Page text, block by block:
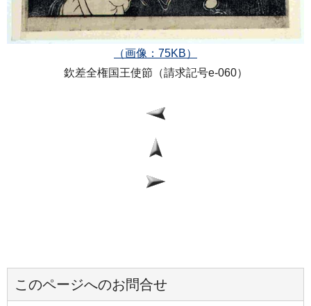
（画像：75KB）
欽差全権国王使節（請求記号e-060）
このページへのお問合せ